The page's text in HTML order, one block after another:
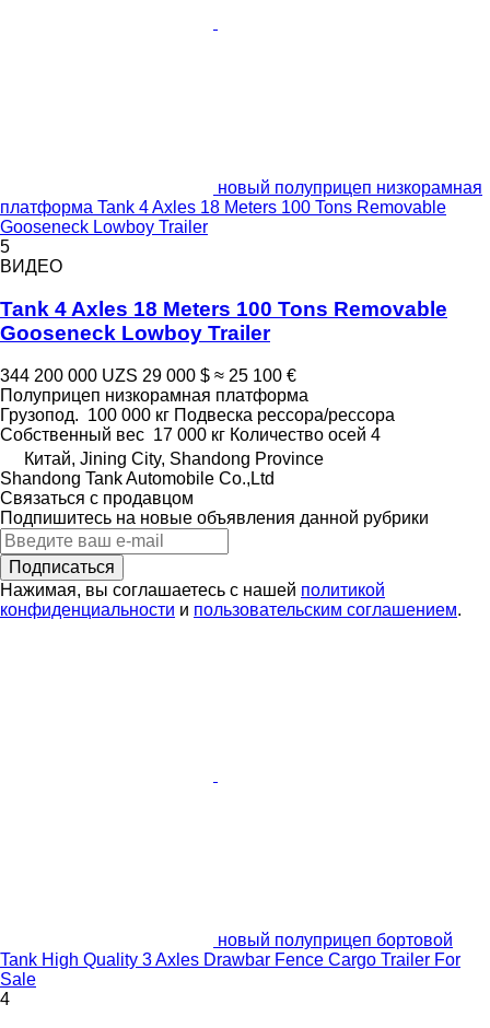
новый полуприцеп низкорамная
платформа Tank 4 Axles 18 Meters 100 Tons Removable
Gooseneck Lowboy Trailer
5
ВИДЕО
Tank 4 Axles 18 Meters 100 Tons Removable
Gooseneck Lowboy Trailer
344 200 000 UZS 29 000 $ ≈ 25 100 €
Полуприцеп низкорамная платформа
Грузопод. 100 000 кг Подвеска рессора/рессора
Собственный вес 17 000 кг Количество осей 4
Китай, Jining City, Shandong Province
Shandong Tank Automobile Co.,Ltd
Связаться с продавцом
Подпишитесь на новые объявления данной рубрики
Подписаться
Нажимая, вы соглашаетесь с нашей политикой
конфиденциальности и пользовательским соглашением.
новый полуприцеп бортовой
Tank High Quality 3 Axles Drawbar Fence Cargo Trailer For
Sale
4